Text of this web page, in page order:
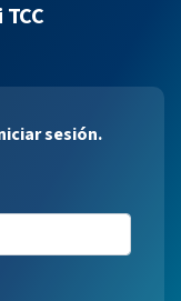
sesión.